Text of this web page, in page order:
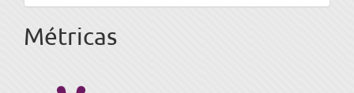
Métricas